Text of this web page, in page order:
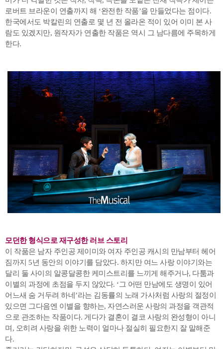
로버트 브라운이 연출까지 해 ‘완전한 작품’을 만들었다는 점이다.
한국에서도 박칼린의 연출로 몇 년 전 올라온 적이 있어 이미 본 사
람도 있겠지만, 원작자가 연출한 작품은 역시 그 남다름에 주목하게
한다.
모던한 형식으로 재구성한 러브 스토리
이 작품은 남자 주인공 제이미와 여자 주인공 캐시의 만남부터 헤어
짐까지 5년 동안의 이야기를 담았다. 하지만 여느 사랑 이야기와는
달리 둘 사이의 알콩달콩한 케미스트리를 느끼게 해주거나, 다툼과
이별의 과정에 초점을 두지 않았다. ‘그 어떤 만남에도 생명이 있어
어느새 숨 거두려 하네’라는 김동률의 노래 가사처럼 사랑의 절정이
있으면 그다음엔 이별을 향하는, 자연스러운 사랑의 과정을 객관적
으로 관조하는 작품이다. 게다가 결혼이 결코 사랑의 완성형이 아니
며, 오히려 사랑을 위한 노력이 얼마나 절실히 필요한지 잘 말해준
다.